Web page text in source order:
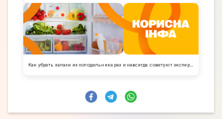
Как убрать запахи из холодильника раз и навсегда: советуют эксперты